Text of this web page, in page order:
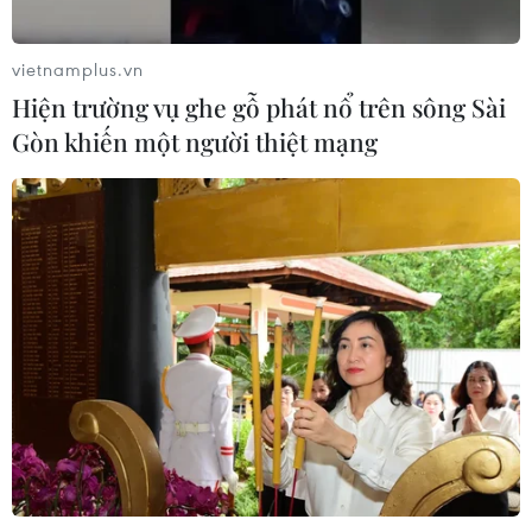
CƠ QUAN CHỦ QUẢN: THÔNG TẤN XÃ VIỆT NAM
Tổng Biên tập: TRẦN TIẾN DUẨN
Phó Tổng Biên tập: NGUYỄN THỊ TÁM, KHÚC THANH
THỦY
Sở hữu trí tuệ
Quy định sử dụng
RSS
Hỗ trợ
vietnamplus.vn
Hiện trường vụ ghe gỗ phát nổ trên sông Sài
Gòn khiến một người thiệt mạng